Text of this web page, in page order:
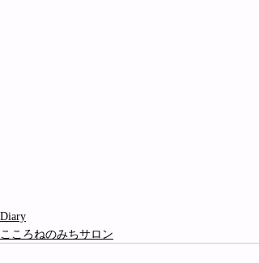
Diary
こころねのみちサロン